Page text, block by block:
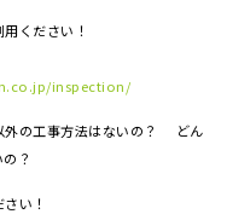
ください！
inspection/
外の工事方法はないの？ どん
？
い！